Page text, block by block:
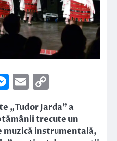
Messenger
Email
Link
„Tudor Jarda” a
trecute un
muzică instrumentală,